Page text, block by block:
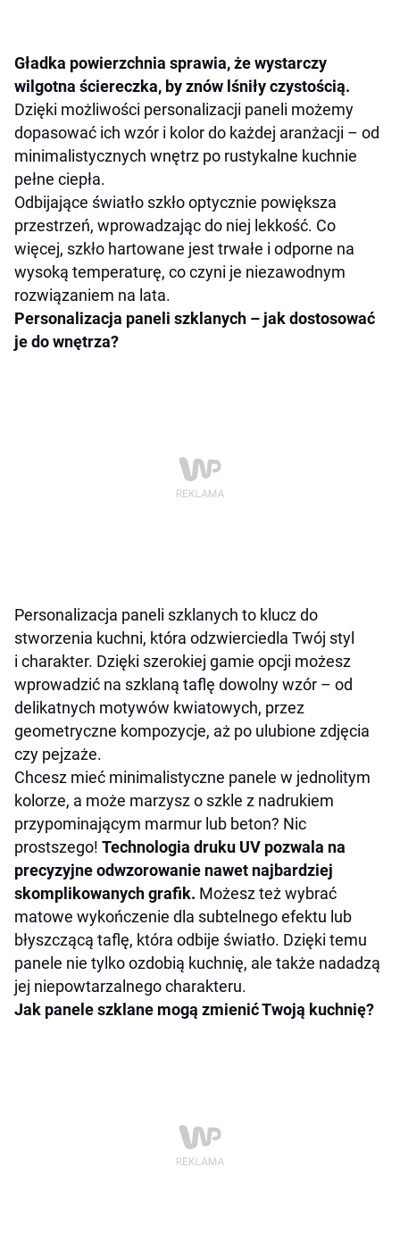
Gładka powierzchnia sprawia, że wystarczy
wilgotna ściereczka, by znów lśniły czystością.
Dzięki możliwości personalizacji paneli możemy
dopasować ich wzór i kolor do każdej aranżacji – od
minimalistycznych wnętrz po rustykalne kuchnie
pełne ciepła.
Odbijające światło szkło optycznie powiększa
przestrzeń, wprowadzając do niej lekkość. Co
więcej, szkło hartowane jest trwałe i odporne na
wysoką temperaturę, co czyni je niezawodnym
rozwiązaniem na lata.
Personalizacja paneli szklanych – jak dostosować
je do wnętrza?
Personalizacja paneli szklanych to klucz do
stworzenia kuchni, która odzwierciedla Twój styl
i charakter. Dzięki szerokiej gamie opcji możesz
wprowadzić na szklaną taflę dowolny wzór – od
delikatnych motywów kwiatowych, przez
geometryczne kompozycje, aż po ulubione zdjęcia
czy pejzaże.
Chcesz mieć minimalistyczne panele w jednolitym
kolorze, a może marzysz o szkle z nadrukiem
przypominającym marmur lub beton? Nic
prostszego! Technologia druku UV pozwala na
precyzyjne odwzorowanie nawet najbardziej
skomplikowanych grafik. Możesz też wybrać
matowe wykończenie dla subtelnego efektu lub
błyszczącą taflę, która odbije światło. Dzięki temu
panele nie tylko ozdobią kuchnię, ale także nadadzą
jej niepowtarzalnego charakteru.
Jak panele szklane mogą zmienić Twoją kuchnię?